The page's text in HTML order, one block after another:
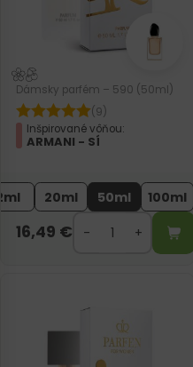
Dámsky parfém – 590 (50ml)
(9)
Inšpirované vôňou:
ARMANI - SÍ
20ml 50ml 100ml
16,49 €